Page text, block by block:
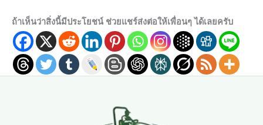
ถ้าเห็นว่าสิ่งนี้มีประโยชน์ ช่วยแชร์ส่งต่อให้เพื่อนๆ ได้เลยครับ